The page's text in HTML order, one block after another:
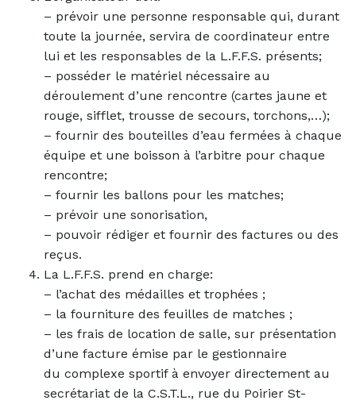
– prévoir une personne responsable qui, durant
toute la journée, servira de coordinateur entre
lui et les responsables de la L.F.F.S. présents;
– posséder le matériel nécessaire au
déroulement d’une rencontre (cartes jaune et
rouge, sifflet, trousse de secours, torchons,…);
– fournir des bouteilles d’eau fermées à chaque
équipe et une boisson à l’arbitre pour chaque
rencontre;
– fournir les ballons pour les matches;
– prévoir une sonorisation,
– pouvoir rédiger et fournir des factures ou des
reçus.
La L.F.F.S. prend en charge:
– l’achat des médailles et trophées ;
– la fourniture des feuilles de matches ;
– les frais de location de salle, sur présentation
d’une facture émise par le gestionnaire
du complexe sportif à envoyer directement au
secrétariat de la C.S.T.L., rue du Poirier St-